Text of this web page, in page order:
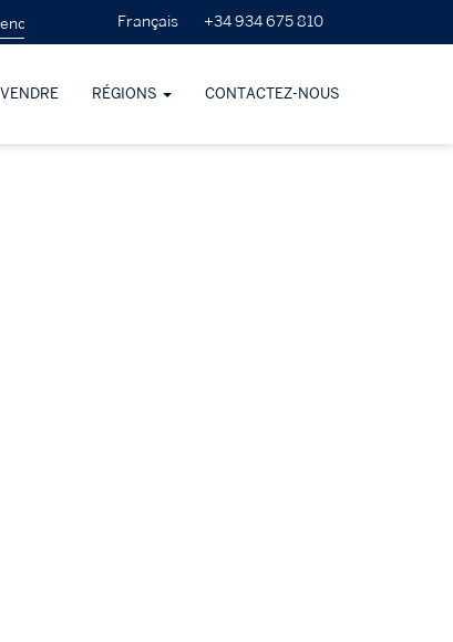
Français +34 934 675 810
VENDRE RÉGIONS CONTACTEZ-NOUS